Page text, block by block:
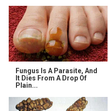
Fungus Is A Parasite, And
It Dies From A Drop Of
Plain...